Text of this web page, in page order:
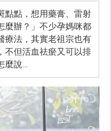
點點，想用藥膏、雷射
麼辦？」不少孕媽咪都
療法，其實老祖宗也有
不但活血祛瘀又可以排
麼說…